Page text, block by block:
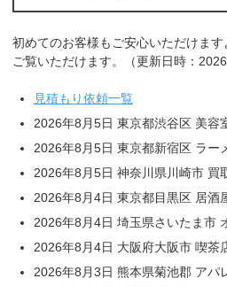
初めてのお客様もご安心いただけま
ご覧いただけます。（更新日時：
見積もり依頼一覧
2026年8月5日 東京都渋谷区 美容
2026年8月5日 東京都新宿区 ラー
2026年8月5日 神奈川県川崎市 買
2026年8月4日 東京都目黒区 居酒
2026年8月4日 埼玉県さいたま市
2026年8月4日 大阪府大阪市 喫茶
2026年8月3日 熊本県菊池郡 アパ